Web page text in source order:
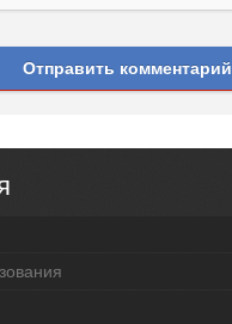
Отправить комментарий